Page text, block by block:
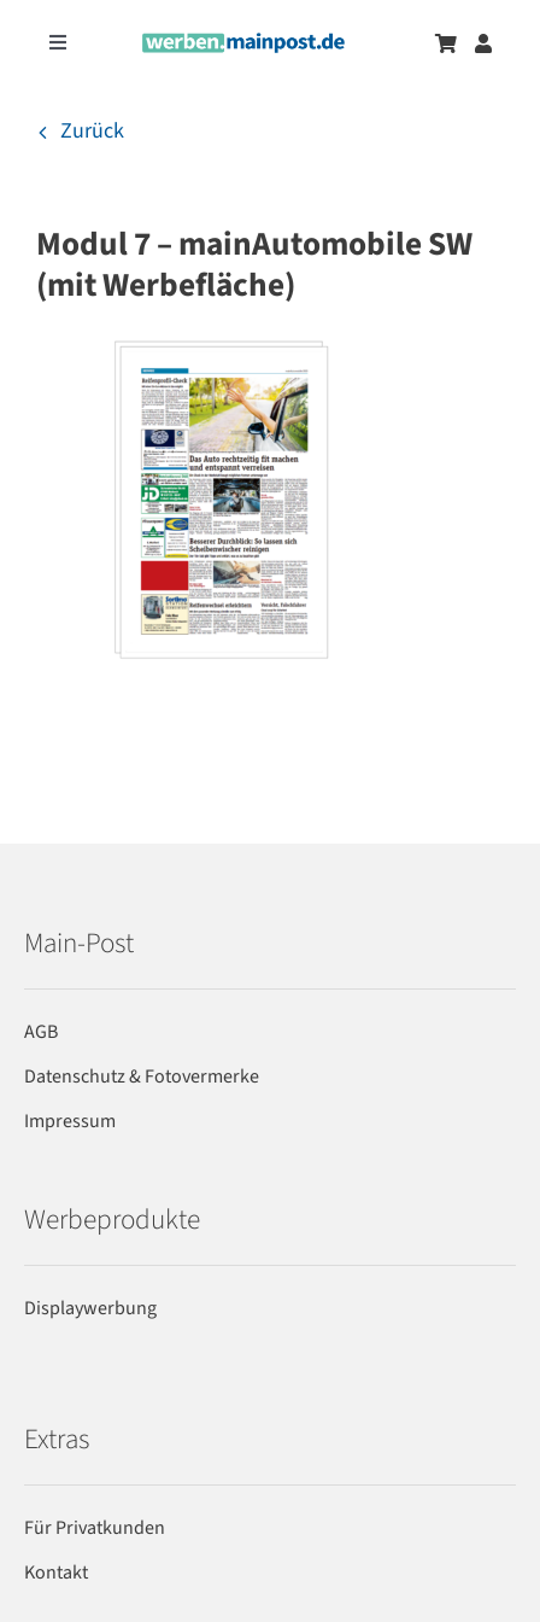
InhaltToggle
Onlinewerbung
Zurück
Modul 7 – mainAutomobile SW
(mit Werbefläche)
Main-Post
AGB
Datenschutz & Fotovermerke
Impressum
Werbeprodukte
Displaywerbung
Extras
Für Privatkunden
Kontakt